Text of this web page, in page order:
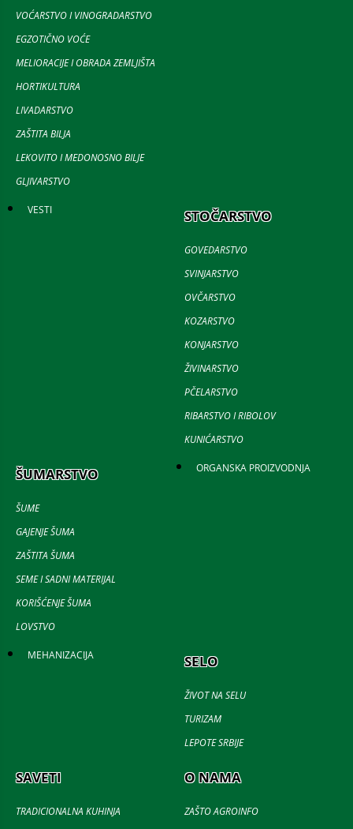
VOĆARSTVO I VINOGRADARSTVO
EGZOTIČNO VOĆE
MELIORACIJE I OBRADA ZEMLJIŠTA
HORTIKULTURA
LIVADARSTVO
ZAŠTITA BILJA
LEKOVITO I MEDONOSNO BILJE
GLJIVARSTVO
VESTI STOČARSTVO
GOVEDARSTVO
SVINJARSTVO
OVČARSTVO
KOZARSTVO
KONJARSTVO
ŽIVINARSTVO
PČELARSTVO
RIBARSTVO I RIBOLOV
KUNIĆARSTVO
ŠUMARSTVO
ŠUME
GAJENJE ŠUMA
ZAŠTITA ŠUMA
SEME I SADNI MATERIJAL
KORIŠĆENJE ŠUMA
LOVSTVO
ORGANSKA PROIZVODNJA
MEHANIZACIJA SELO
ŽIVOT NA SELU
TURIZAM
LEPOTE SRBIJE
SAVETI
TRADICIONALNA KUHINJA
O NAMA
ZAŠTO AGROINFO